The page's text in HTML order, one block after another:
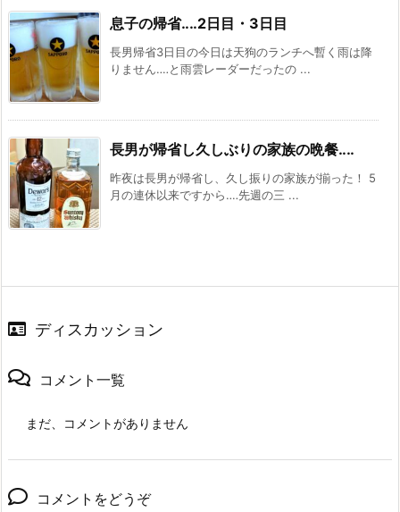
息子の帰省‥‥2日目・3日目
長男帰省3日目の今日は天狗のランチへ暫く雨は降
りません‥‥と雨雲レーダーだったの ...
長男が帰省し久しぶりの家族の晩餐‥‥
昨夜は長男が帰省し、久し振りの家族が揃った！ 5
月の連休以来ですから‥‥先週の三 ...
ディスカッション
コメント一覧
まだ、コメントがありません
コメントをどうぞ